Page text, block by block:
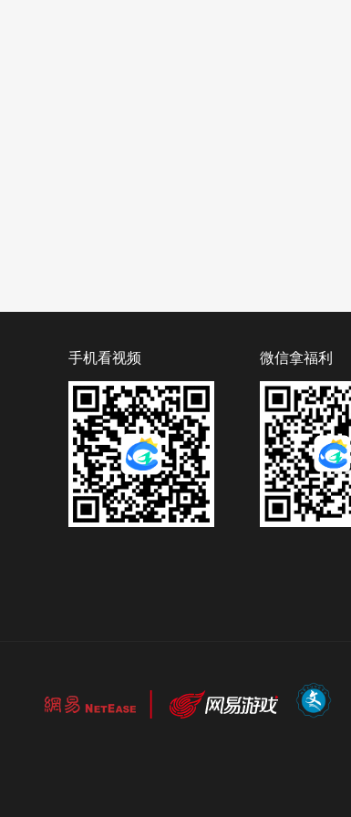
手机看视频 微信拿福利